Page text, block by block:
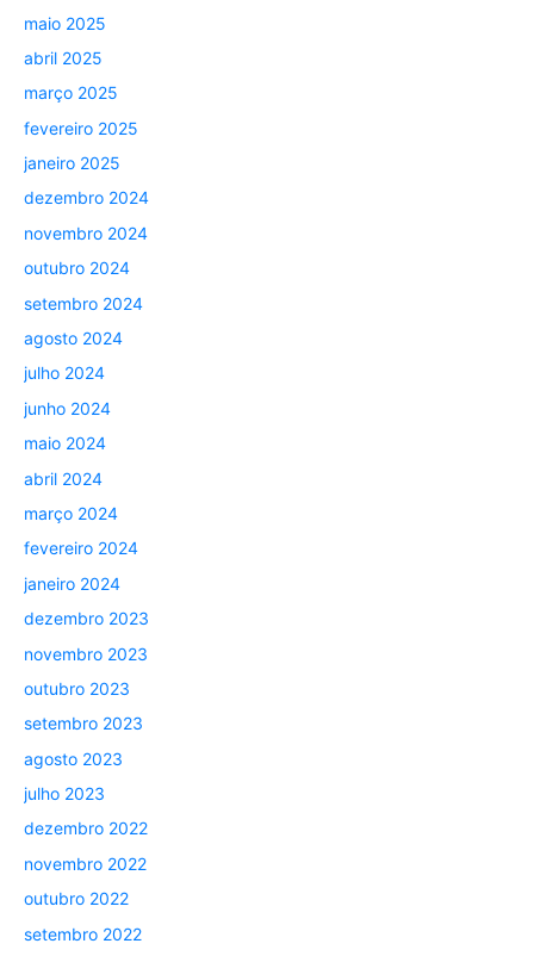
maio 2025
abril 2025
março 2025
fevereiro 2025
janeiro 2025
dezembro 2024
novembro 2024
outubro 2024
setembro 2024
agosto 2024
julho 2024
junho 2024
maio 2024
abril 2024
março 2024
fevereiro 2024
janeiro 2024
dezembro 2023
novembro 2023
outubro 2023
setembro 2023
agosto 2023
julho 2023
dezembro 2022
novembro 2022
outubro 2022
setembro 2022